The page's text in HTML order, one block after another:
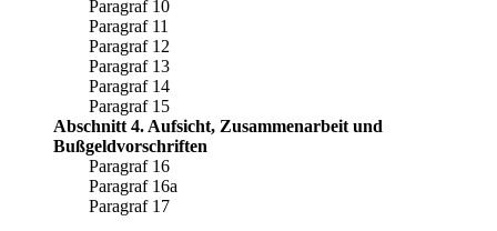
Paragraf 10
Paragraf 11
Paragraf 12
Paragraf 13
Paragraf 14
Paragraf 15
Abschnitt 4. Aufsicht, Zusammenarbeit und
Bußgeldvorschriften
Paragraf 16
Paragraf 16a
Paragraf 17